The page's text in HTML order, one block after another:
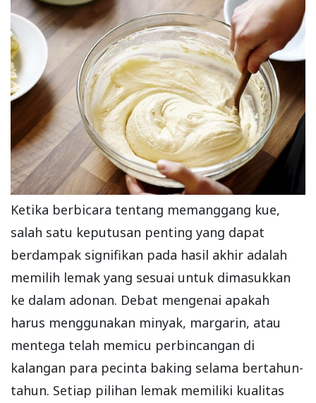
Ketika berbicara tentang memanggang kue,
salah satu keputusan penting yang dapat
berdampak signifikan pada hasil akhir adalah
memilih lemak yang sesuai untuk dimasukkan
ke dalam adonan. Debat mengenai apakah
harus menggunakan minyak, margarin, atau
mentega telah memicu perbincangan di
kalangan para pecinta baking selama bertahun-
tahun. Setiap pilihan lemak memiliki kualitas